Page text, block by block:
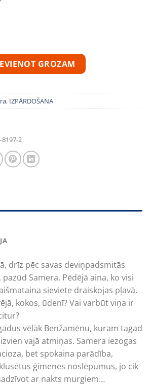
daudzumsGROZAM
, IZPĀRDOŠANA
8197-2
drīz pēc savas deviņpadsmitās
Samera. Pēdējā aina, ko visi
sieviete draiskojas pļavā.
kokos, ūdenī? Vai varbūt viņa ir
vēlāk Benžamēnu, kuram tagad
vajā atmiņas. Samera iezogas
bet spokaina parādība,
ģimenes noslēpumus, jo cik
ar nakts murgiem…